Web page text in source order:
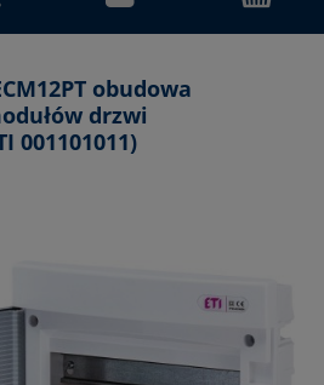
obudowa
drzwi
001101011)